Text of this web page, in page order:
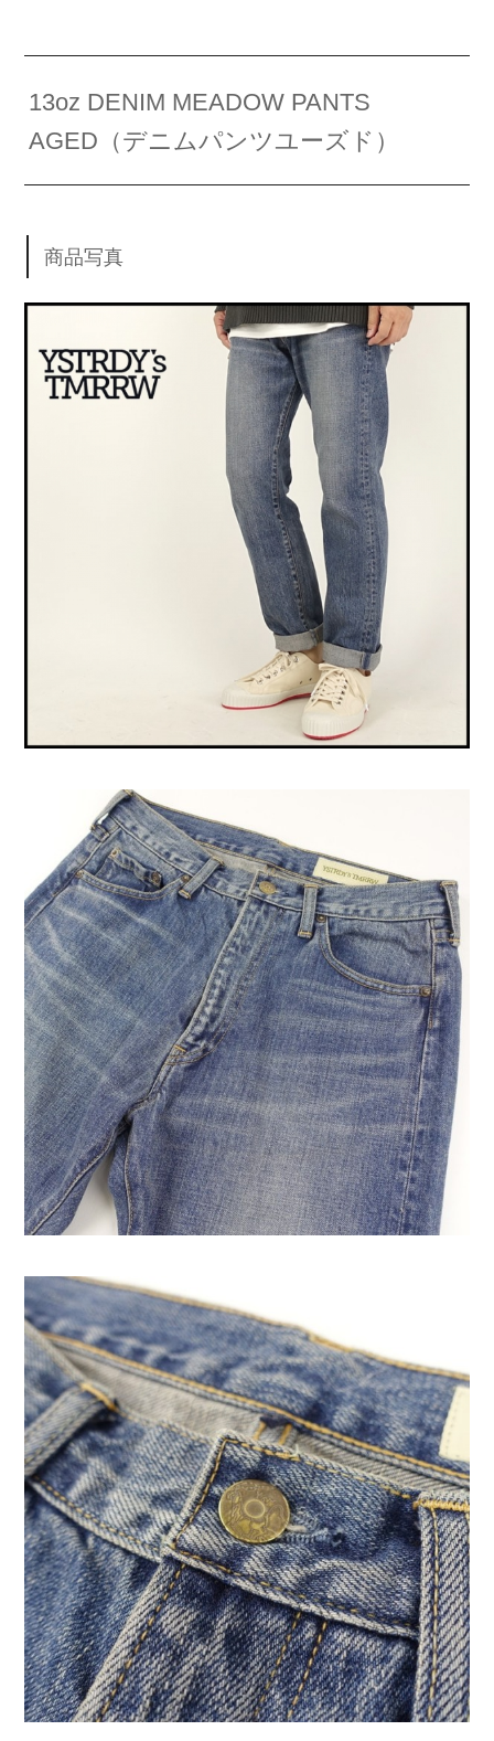
13oz DENIM MEADOW PANTS
AGED（デニムパンツユーズド）
商品写真